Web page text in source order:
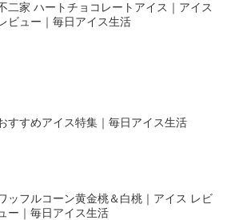
二家 ハートチョコレートアイス｜アイス
ビュー｜毎日アイス生活
すすめアイス特集｜毎日アイス生活
ッフルコーン黄金桃＆白桃｜アイス レビ
ュー｜毎日アイス生活